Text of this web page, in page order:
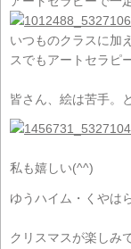
いつものクラスに加
スでもアートセラピ
皆さん、絵は苦手。
私も嬉しい(^^)
ゆうハイム・くやは
クリスマスが楽しみ